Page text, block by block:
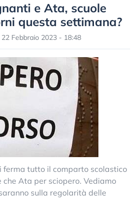
e Ata, scuole
questa settimana?
22 Febbraio 2023 - 18:48
ferma tutto il comparto scolastico
che Ata per sciopero. Vediamo
sulla regolarità delle